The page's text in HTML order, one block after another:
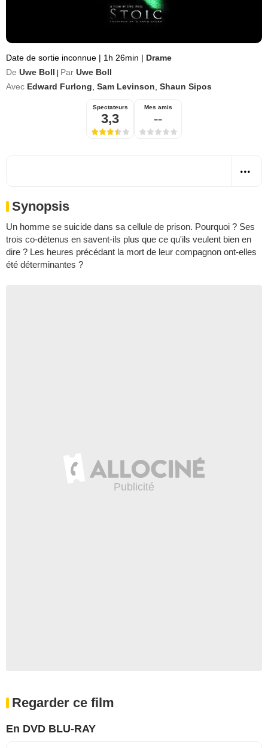
Date de sortie inconnue | 1h 26min | Drame
De Uwe Boll Par Uwe Boll
Avec Edward Furlong Sam Levinson Shaun Sipos
Spectateurs
3,3
Mes amis
--
Synopsis
Un homme se suicide dans sa cellule de prison. Pourquoi ? Ses
trois co-détenus en savent-ils plus que ce qu'ils veulent bien en
dire ? Les heures précédant la mort de leur compagnon ont-elles
été déterminantes ?
Regarder ce film
En DVD BLU-RAY